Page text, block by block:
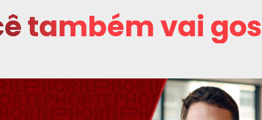
também vai